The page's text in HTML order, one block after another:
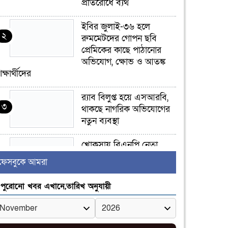
প্রতিরোধে ব্যর্থ
২
ইবির জুলাই-৩৬ হলে
রুমমেটদের গোপন ছবি
প্রেমিকের কাছে পাঠানোর
অভিযোগ, ক্ষোভ ও আতঙ্ক
৩
র‍্যাব বিলুপ্ত হয়ে এসআরবি,
থাকছে নাগরিক অভিযোগের
নতুন ব্যবস্থা
৪
খোকসায় বিএনপি নেতা
৫
সাঈদীর ছবিতে জুতা
নিক্ষেপকারীরা ‘জারজ
সন্তান’: আমির হামজা
আমরা
পুরোনো খবর এখানে,তারিখ অনুযায়ী